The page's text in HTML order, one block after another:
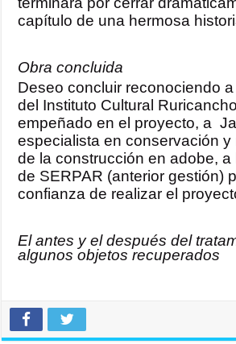
capítulo de una hermosa
Obra concluida
Deseo concluir reconociendo
del Instituto Cultural
empeñado en el proyecto, a
especialista en conservación y
de la construcción en adobe, a
de SERPAR (anterior gestión)
confianza de realizar el
El antes y el después del
algunos objetos recuperados